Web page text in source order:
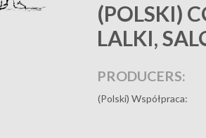
(POLSKI)
LALKI,
PRODUCERS:
(Polski) Współpraca: